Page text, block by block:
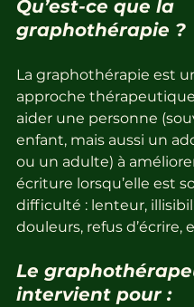
Qu’est-ce que la
graphothérapie ?
La graphothérapie est
approche
aider une personne
enfant, mais aussi un
ou un adulte) à
écriture lorsqu’elle est
difficulté : lenteur,
douleurs, refus d’écrire,
Le
intervient pour :